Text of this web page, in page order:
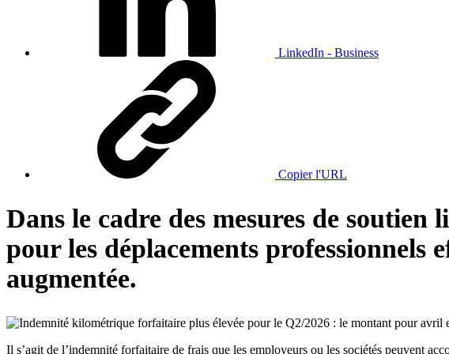
LinkedIn - Business
Copier l'URL
Dans le cadre des mesures de
pour les déplacements professionnels
augmentée.
Il s’agit de l’indemnité forfaitaire de frais que les employeurs ou les sociétés peuvent